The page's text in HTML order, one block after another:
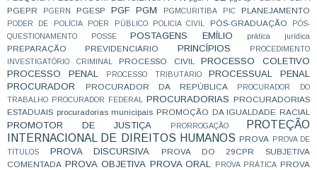
PGEPR PGERN PGESP PGF PGM PGMCURITIBA PIC PLANEJAMENTO
PODER DE POLÍCIA POER PÚBLICO POLICIA CIVIL PÓS-GRADUAÇÃO
PÓS-
QUESTIONAMENTO
POSSE POSTAGENS EMÍLIO prática jurídica
PREPARAÇÃO PREVIDENCIÁRIO PRINCÍPIOS
PROCEDIMENTO
INVESTIGATÓRIO CRIMINAL
PROCESSO CIVIL
PROCESSO COLETIVO
PROCESSO PENAL
PROCESSO TRIBUTÁRIO
PROCESSUAL PENAL
PROCURADOR
PROCURADOR DA REPÚBLICA
PROCURADOR DO
TRABALHO
PROCURADOR FEDERAL PROCURADORIAS PROCURADORIAS
ESTADUAIS procuradorias municipais PROMOÇÃO DA IGUALDADE RACIAL
PROMOTOR DE JUSTIÇA PRORROGAÇÃO
PROTEÇÃO
INTERNACIONAL DE DIREITOS HUMANOS PROVA
PROVA DE
TÍTULOS
PROVA DISCURSIVA
PROVA DO 29CPR SUBJETIVA
COMENTADA PROVA OBJETIVA PROVA ORAL PROVA PRÁTICA PROVA